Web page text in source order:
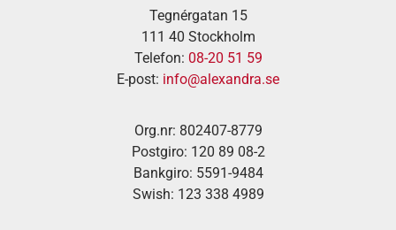
Tegnérgatan 15
111 40 Stockholm
Telefon: 08-20 51 59
E-post: info@alexandra.se
Org.nr: 802407-8779
Postgiro: 120 89 08-2
Bankgiro: 5591-9484
Swish: 123 338 4989